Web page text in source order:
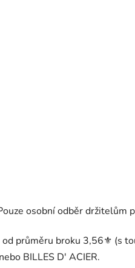
osobní odběr držitelům
od průměru broku 3,56⚜︎ (s
BILLES D' ACIER.